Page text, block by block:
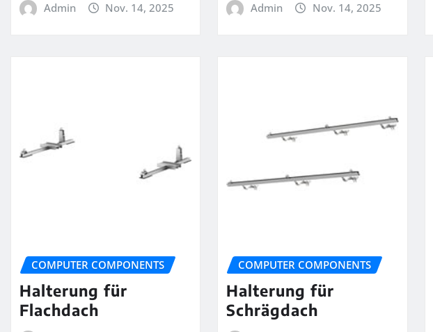
Admin Nov. 14, 2025 Admin Nov. 14, 2025
COMPUTER COMPONENTS
Halterung für
Flachdach
COMPUTER COMPONENTS
Halterung für
Schrägdach